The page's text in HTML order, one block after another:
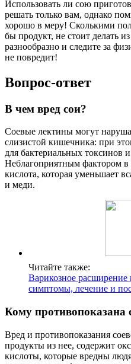
Использовать ли сою
решать только вам, однако
хорошо в меру! Сколькими
бы продукт, не стоит делать
разнообразно и следите за
не повредит!
Вопрос-ответ
В чем вред сои?
Соевые лектины могут
слизистой кишечника: при
для бактериальных токсинов
Неблагоприятным фактором в
кислота, которая уменьшает
и меди.
Читайте также:
Варикозное расширение
симптомы, лечение и
Кому противопоказана
Вред и противопоказания
продукты из нее, содержит
кислоты, которые вредны